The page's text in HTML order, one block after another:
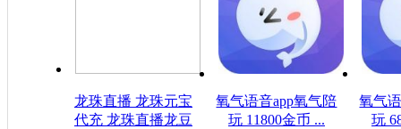
龙珠直播 龙珠元宝
代充 龙珠直播龙豆
氧气语音app氧气陪
玩 11800金币 ...
氧气
玩